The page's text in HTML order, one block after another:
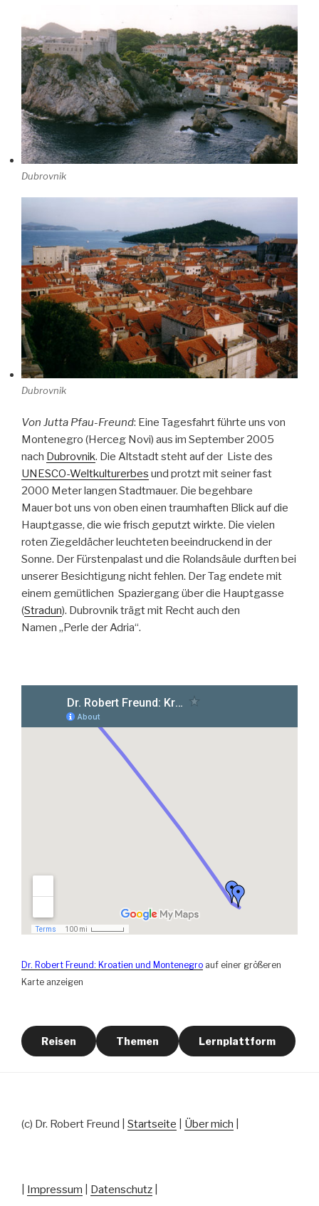
Dubrovnik
Dubrovnik
Von Jutta Pfau-Freund: Eine Tagesfahrt führte uns von
Montenegro (Herceg Novi) aus im September 2005
nach Dubrovnik. Die Altstadt steht auf der Liste des
UNESCO-Weltkulturerbes und protzt mit seiner fast
2000 Meter langen Stadtmauer. Die begehbare
Mauer bot uns von oben einen traumhaften Blick auf die
Hauptgasse, die wie frisch geputzt wirkte. Die vielen
roten Ziegeldächer leuchteten beeindruckend in der
Sonne. Der Fürstenpalast und die Rolandsäule durften bei
unserer Besichtigung nicht fehlen. Der Tag endete mit
einem gemütlichen Spaziergang über die Hauptgasse
(Stradun). Dubrovnik trägt mit Recht auch den
Namen „Perle der Adria“.
Dr. Robert Freund: Kroatien und Montenegro auf einer größeren
Karte anzeigen
Reisen Themen Lernplattform
(c) Dr. Robert Freund | Startseite Über mich
Impressum Datenschutz